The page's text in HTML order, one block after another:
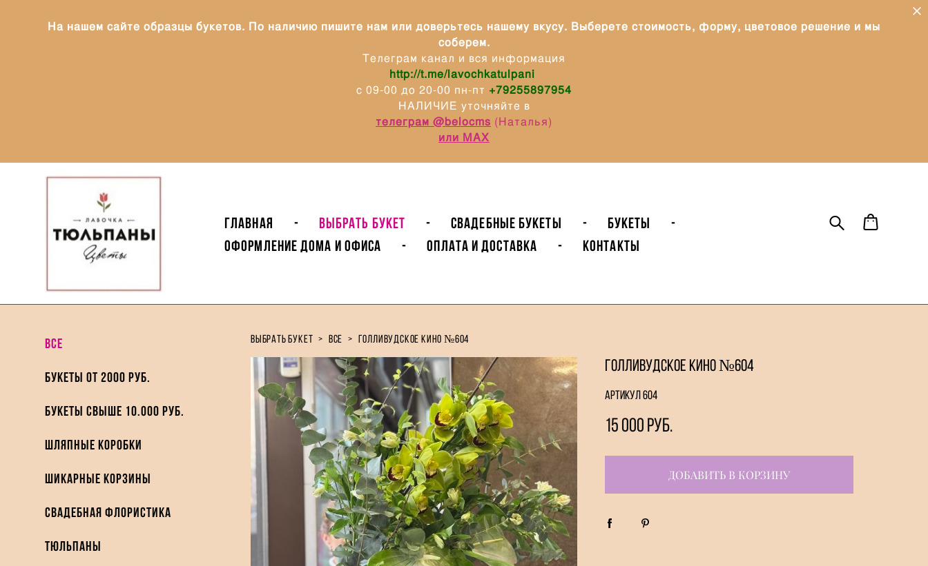
На нашем сайте образцы букетов. По наличию пишите нам или доверьтесь нашему вкусу. Выберете стоимость, форму, цветовое решение и мы
соберем.
Телеграм канал и вся информация
http://t.me/lavochkatulpani
с 09-00 до 20-00 пн-пт +79255897954
НАЛИЧИЕ уточняйте в
телеграм @belocms (Наталья)
или МАХ
Главная - ВЫБРАТЬ БУКЕТ - Свадебные букеты - БУКЕТЫ
-
Оформление Дома и Офиса
- Оплата и доставка - Контакты
ВСЕ
Букеты от 2000 руб.
Букеты свыше 10.000 руб.
Шляпные коробки
Шикарные Корзины
Свадебная флористика
Тюльпаны
выбрать букет > все > голливудское кино №604
Голливудское кино №604
Артикул 604
15 000 pуб.
ДОБАВИТЬ В КОРЗИНУ